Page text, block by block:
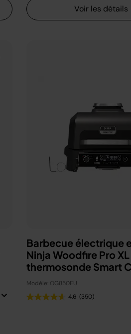
Voir les détails
Barbecue électrique
Ninja Woodfire Pro
thermosonde Smart
OG850EU
Modèle: OG850EU
4.6 (350)